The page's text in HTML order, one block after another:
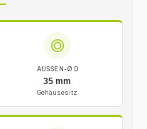
AUSSEN-Ø D
35 mm
Gehäusesitz